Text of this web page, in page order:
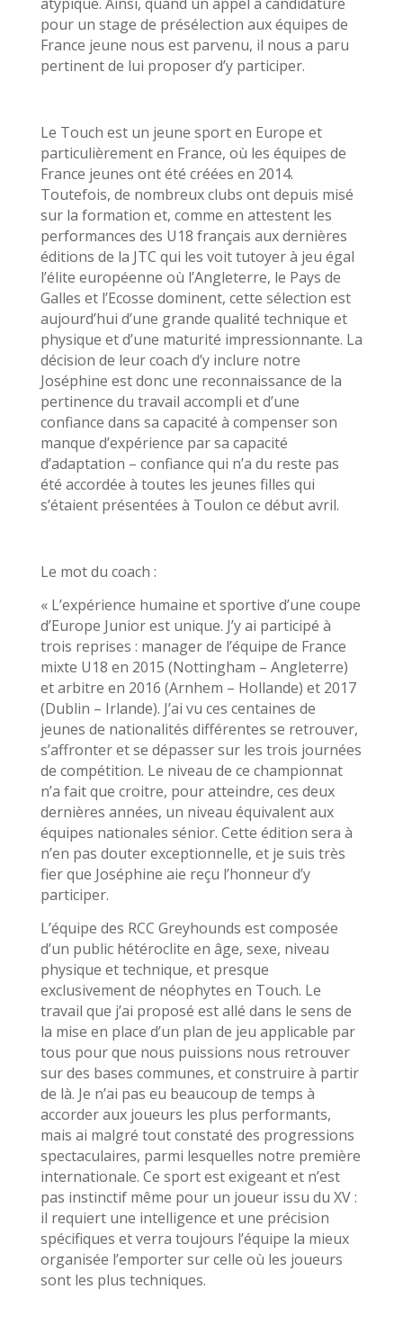
pour un stage de présélection aux équipes de
France jeune nous est parvenu, il nous a paru
pertinent de lui proposer d’y participer.
Le Touch est un jeune sport en Europe et
particulièrement en France, où les équipes de
France jeunes ont été créées en 2014.
Toutefois, de nombreux clubs ont depuis misé
sur la formation et, comme en attestent les
performances des U18 français aux dernières
éditions de la JTC qui les voit tutoyer à jeu égal
l’élite européenne où l’Angleterre, le Pays de
Galles et l’Ecosse dominent, cette sélection est
aujourd’hui d’une grande qualité technique et
physique et d’une maturité impressionnante. La
décision de leur coach d’y inclure notre
Joséphine est donc une reconnaissance de la
pertinence du travail accompli et d’une
confiance dans sa capacité à compenser son
manque d’expérience par sa capacité
d’adaptation – confiance qui n’a du reste pas
été accordée à toutes les jeunes filles qui
s’étaient présentées à Toulon ce début avril.
Le mot du coach :
« L’expérience humaine et sportive d’une coupe
d’Europe Junior est unique. J’y ai participé à
trois reprises : manager de l’équipe de France
mixte U18 en 2015 (Nottingham – Angleterre)
et arbitre en 2016 (Arnhem – Hollande) et 2017
(Dublin – Irlande). J’ai vu ces centaines de
jeunes de nationalités différentes se retrouver,
s’affronter et se dépasser sur les trois journées
de compétition. Le niveau de ce championnat
n’a fait que croitre, pour atteindre, ces deux
dernières années, un niveau équivalent aux
équipes nationales sénior. Cette édition sera à
n’en pas douter exceptionnelle, et je suis très
fier que Joséphine aie reçu l’honneur d’y
participer.
L’équipe des RCC Greyhounds est composée
d’un public hétéroclite en âge, sexe, niveau
physique et technique, et presque
exclusivement de néophytes en Touch. Le
travail que j’ai proposé est allé dans le sens de
la mise en place d’un plan de jeu applicable par
tous pour que nous puissions nous retrouver
sur des bases communes, et construire à partir
de là. Je n’ai pas eu beaucoup de temps à
accorder aux joueurs les plus performants,
mais ai malgré tout constaté des progressions
spectaculaires, parmi lesquelles notre première
internationale. Ce sport est exigeant et n’est
pas instinctif même pour un joueur issu du XV :
il requiert une intelligence et une précision
spécifiques et verra toujours l’équipe la mieux
organisée l’emporter sur celle où les joueurs
sont les plus techniques.